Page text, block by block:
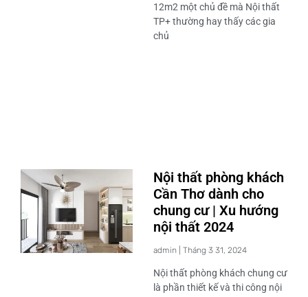
12m2 một chủ đề mà Nội thất
TP+ thường hay thấy các gia
chủ
Nội thất phòng khách
Cần Thơ dành cho
chung cư | Xu hướng
nội thất 2024
admin Tháng 3 31, 2024
Nội thất phòng khách chung cư
là phần thiết kế và thi công nội